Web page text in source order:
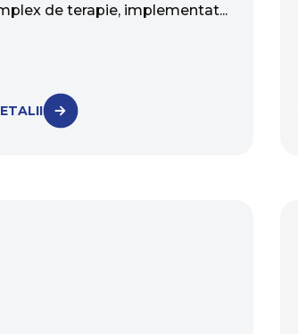
de terapie, implementat...